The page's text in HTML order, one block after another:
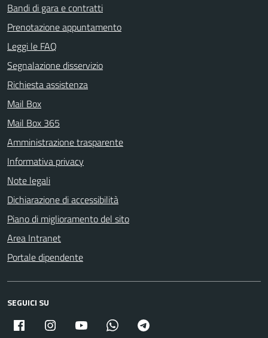
Bandi di gara e contratti
Prenotazione appuntamento
Leggi le FAQ
Segnalazione disservizio
Richiesta assistenza
Mail Box
Mail Box 365
Amministrazione trasparente
Informativa privacy
Note legali
Dichiarazione di accessibilità
Piano di miglioramento del sito
Area Intranet
Portale dipendente
SEGUICI SU
Facebook Instagram Youtube Whatsapp